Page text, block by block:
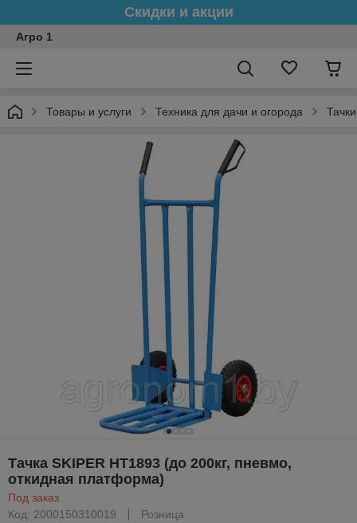
Скидки и акции
Агро 1
Товары и услуги Техника для дачи и огорода
Тачка SKIPER HT1893 (до 200кг, пневмо,
откидная платформа)
Под заказ
Код: 2000150310019
Розница